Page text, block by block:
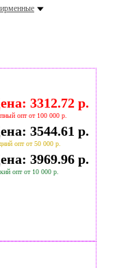
3312.72 р.
опт от 100 000 р.
3544.61 р.
опт от 50 000 р.
3969.96 р.
опт от 10 000 р.